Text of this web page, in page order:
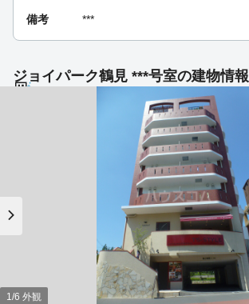
備考 ***
ジョイパーク鶴見 ***号室の建物情報
1/6 外観